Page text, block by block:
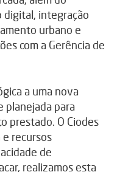
digital, integração
urbano e
com a Gerência de
a uma nova
planejada para
prestado. O Ciodes
recursos
de
realizamos esta